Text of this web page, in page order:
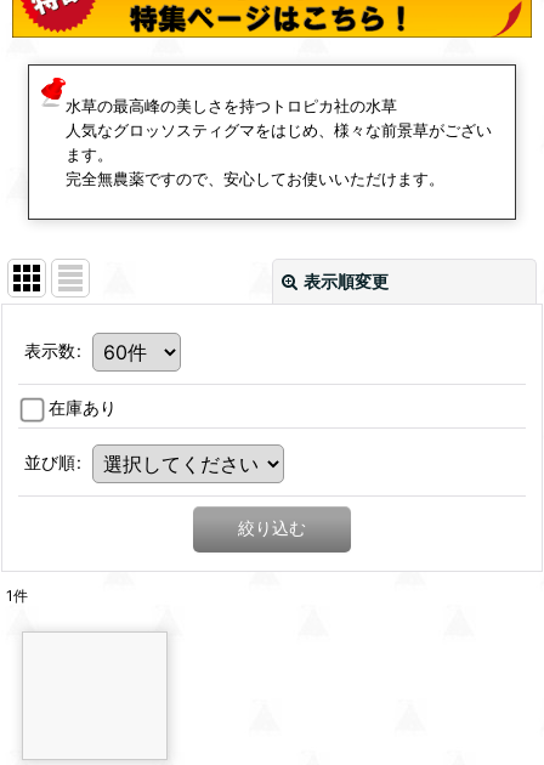
水草の最高峰の美しさを持つトロピカ社の水草
人気なグロッソスティグマをはじめ、様々な前景草がござい
ます。
完全無農薬ですので、安心してお使いいただけます。
表示順変更
表示数:
在庫あり
並び順:
絞り込む
1件